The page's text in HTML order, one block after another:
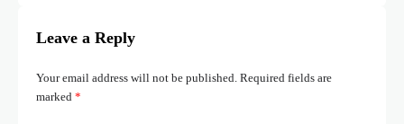
Leave a Reply
Your email address will not be published. Required fields are
marked *